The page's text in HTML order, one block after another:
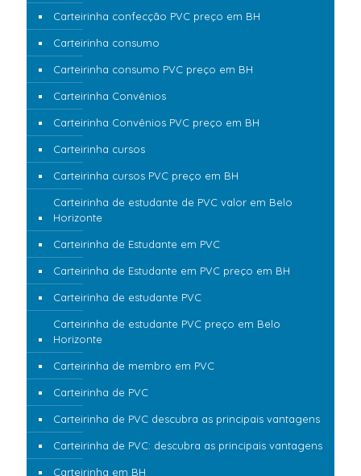
Carteirinha confecção PVC preço em BH
Carteirinha consumo
Carteirinha consumo PVC preço em BH
Carteirinha Convênios
Carteirinha Convênios PVC preço em BH
Carteirinha cursos
Carteirinha cursos PVC preço em BH
Carteirinha de estudante de PVC valor em Belo
Horizonte
Carteirinha de Estudante em PVC
Carteirinha de Estudante em PVC preço em BH
Carteirinha de estudante PVC
Carteirinha de estudante PVC preço em Belo
Horizonte
Carteirinha de membro em PVC
Carteirinha de PVC
Carteirinha de PVC descubra as principais vantagens
Carteirinha de PVC: descubra as principais vantagens
Carteirinha em BH